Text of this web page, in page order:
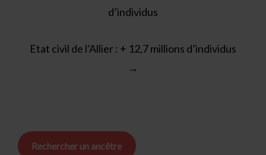
d’individus
Etat civil de l’Allier : + 12,7 millions d’individus
→
Rechercher un ancêtre